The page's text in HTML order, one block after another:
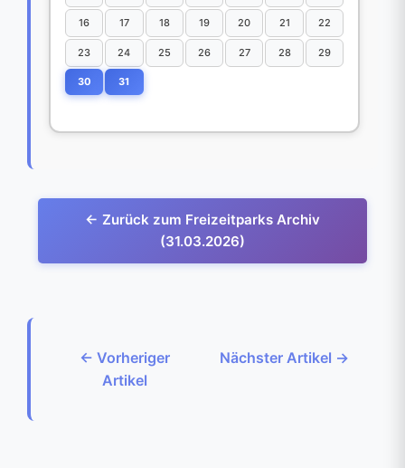
16 17 18 19 20 21 22
23 24 25 26 27 28 29
30 31
← Zurück zum Freizeitparks Archiv
(31.03.2026)
← Vorheriger
Artikel
Nächster Artikel →